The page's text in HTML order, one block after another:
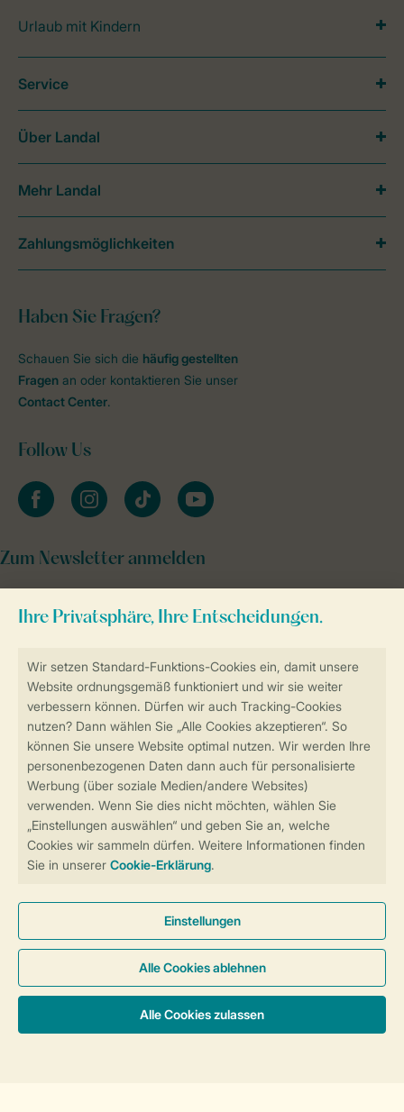
Sicherstellung Deiner Privatsphäre
Sicher und schnell zur Online-Buchung
Sichere Datenübertragung
Sicheres Bezahlen
Urlaub mit Kindern
Haben Sie Fragen?
Schauen Sie sich die häufig gestellten
Fragen an oder kontaktieren Sie unser
Contact Center.
Follow Us
facebookinstagramtiktok youtube
Zum Newsletter anmelden
Service
Über Landal
Mehr Landal
Zahlungsmöglichkeiten
Cookies und Banner
Barrierefreiheit
© 2026 Landal GreenParks GmbH